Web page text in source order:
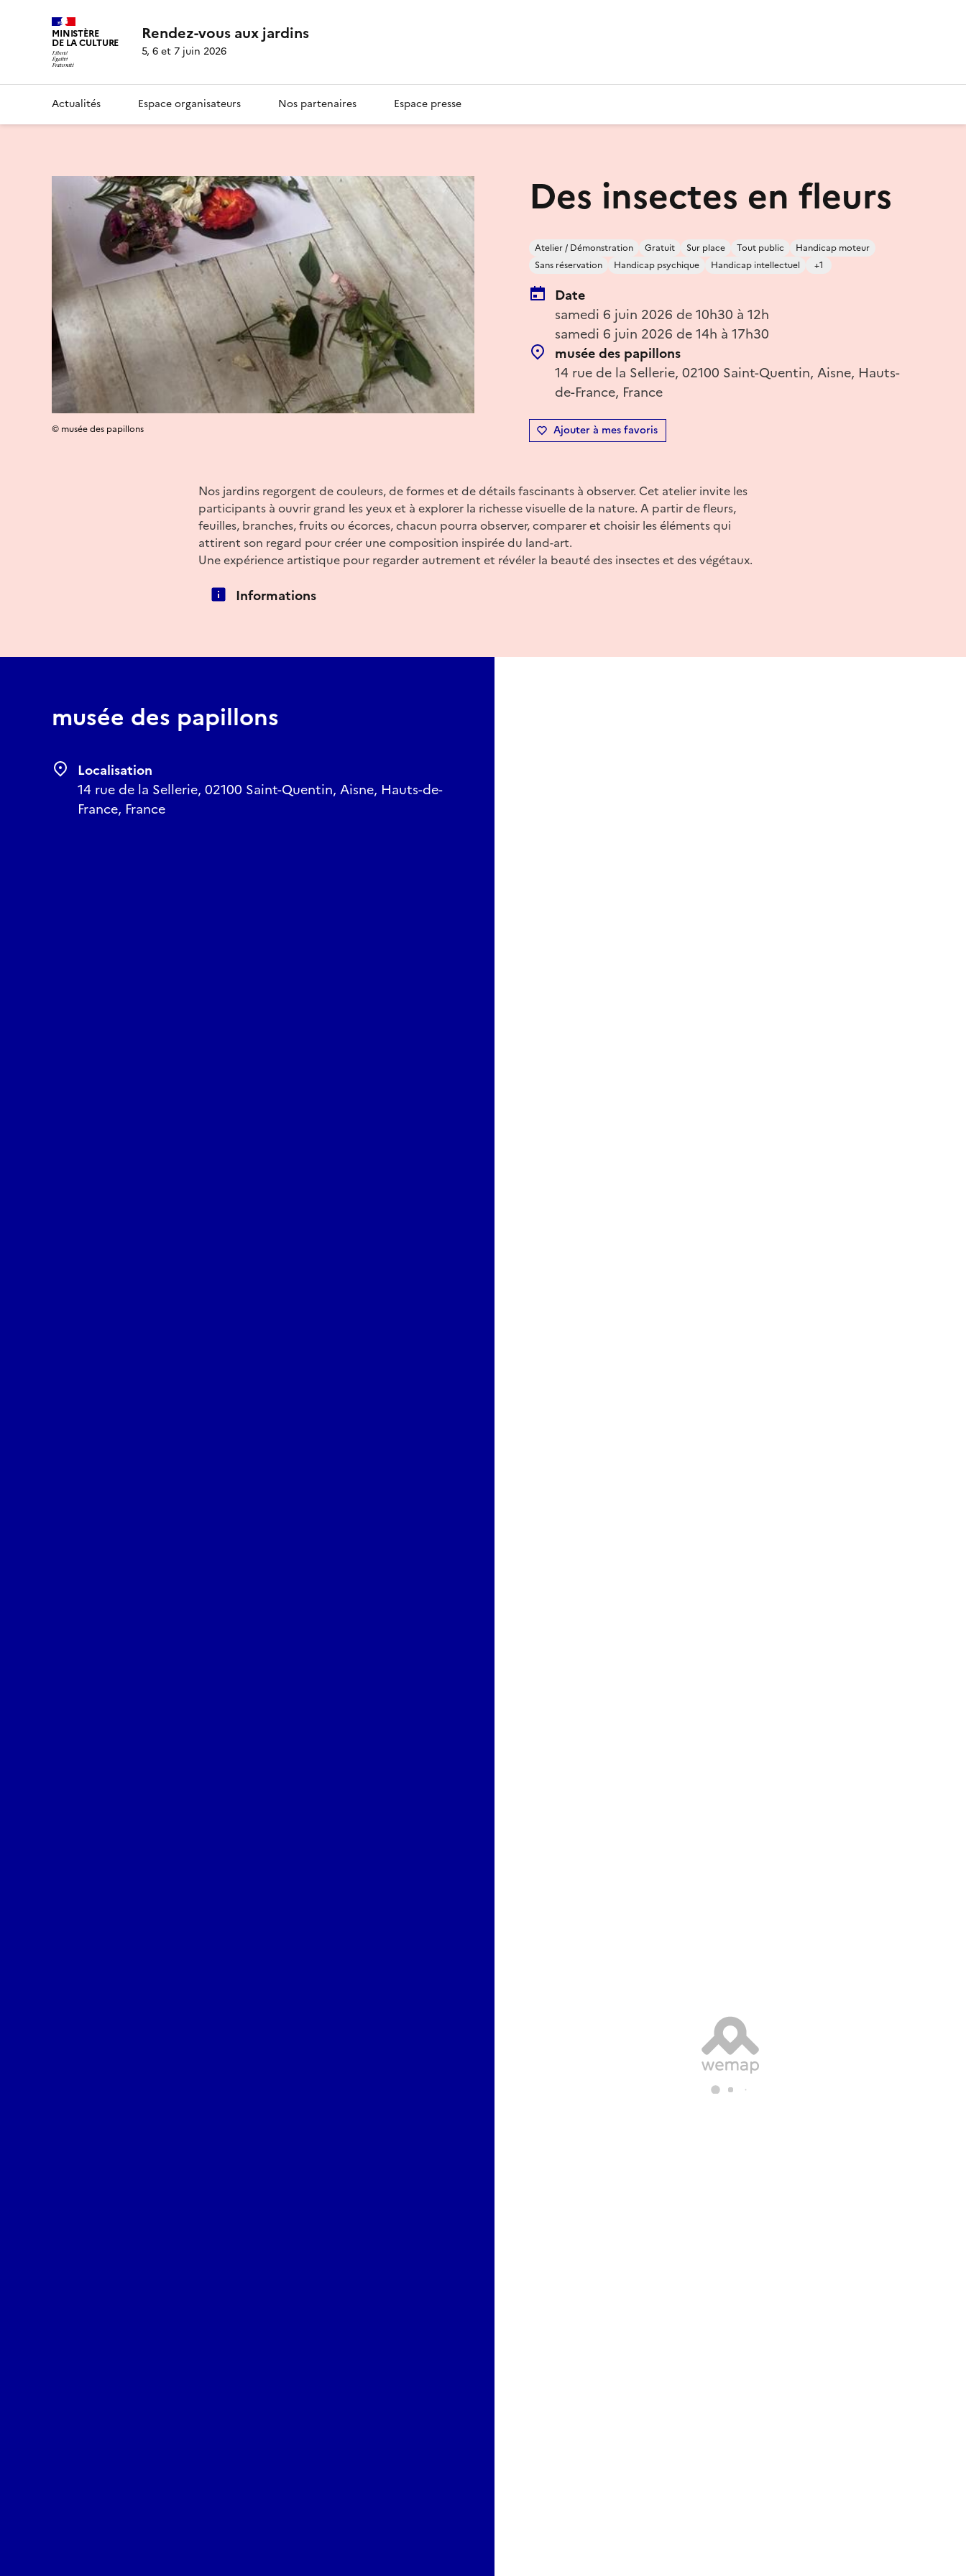
MINISTÈRE
DE LA CULTURE Rendez-vous aux jardins
5, 6 et 7 juin 2026
Actualités Espace organisateurs Nos partenaires Espace presse
Des insectes en fleurs
Atelier / Démonstration Gratuit Sur place Tout public
Handicap moteur
Sans réservation
Handicap psychique Handicap intellectuel +1
Date
samedi 6 juin 2026 de 10h30 à 12h
samedi 6 juin 2026 de 14h à 17h30
musée des papillons
14 rue de la Sellerie, 02100 Saint-Quentin, Aisne, Hauts-
de-France, France
Ajouter à mes favoris
© musée des papillons
Nos jardins regorgent de couleurs, de formes et de détails fascinants à observer. Cet atelier invite les
participants à ouvrir grand les yeux et à explorer la richesse visuelle de la nature. A partir de fleurs,
feuilles, branches, fruits ou écorces, chacun pourra observer, comparer et choisir les éléments qui
attirent son regard pour créer une composition inspirée du land-art.
Une expérience artistique pour regarder autrement et révéler la beauté des insectes et des végétaux.
Informations
musée des papillons
Localisation
14 rue de la Sellerie, 02100 Saint-Quentin, Aisne, Hauts-de-
France, France